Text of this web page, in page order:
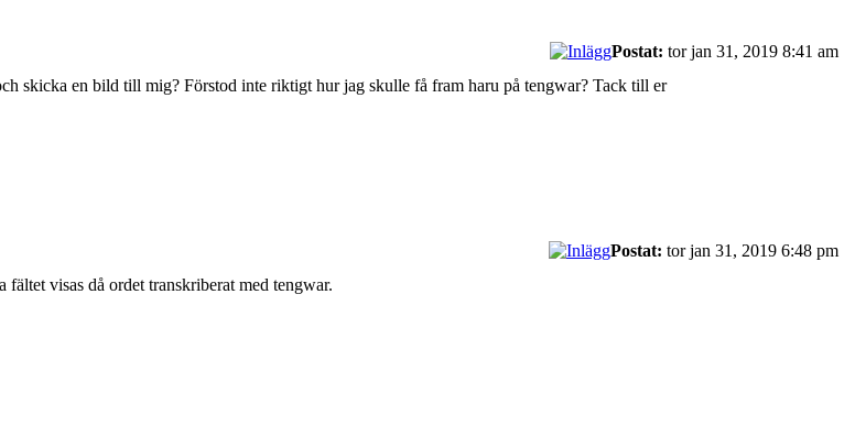
Postat: tor jan 31, 2019 8:41 am
skicka en bild till mig? Förstod inte riktigt hur jag skulle få fram haru på tengwar? Tack till er
Postat: tor jan 31, 2019 6:48 pm
fältet visas då ordet transkriberat med tengwar.